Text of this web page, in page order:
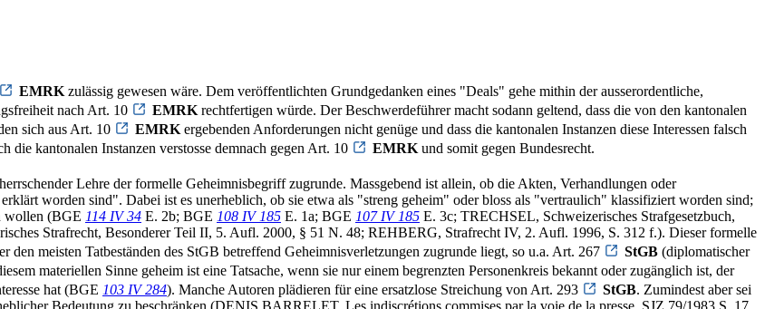
EMRK zulässig gewesen wäre. Dem veröffentlichten Grundgedanken eines "Deals" gehe mithin der ausserordentliche,
nach Art. 10
EMRK rechtfertigen würde. Der Beschwerdeführer macht sodann geltend, dass die von den kantonalen
sich aus Art. 10
EMRK ergebenden Anforderungen nicht genüge und dass die kantonalen Instanzen diese Interessen falsch
die kantonalen Instanzen verstosse demnach gegen Art. 10 EMRK und somit gegen Bundesrecht.
Lehre der formelle Geheimnisbegriff zugrunde. Massgebend ist allein, ob die Akten, Verhandlungen oder
worden sind". Dabei ist es unerheblich, ob sie etwa als "streng geheim" oder bloss als "vertraulich" klassifiziert worden sind;
wollen (BGE 114 IV 34 E. 2b; BGE 108 IV 185 E. 1a; BGE 107 IV 185 E. 3c; TRECHSEL, Schweizerisches Strafgesetzbuch,
Strafrecht, Besonderer Teil II, 5. Aufl. 2000, § 51 N. 48; REHBERG, Strafrecht IV, 2. Aufl. 1996, S. 312 f.). Dieser formelle
meisten Tatbeständen des StGB betreffend Geheimnisverletzungen zugrunde liegt, so u.a. Art. 267
StGB (diplomatischer
materiellen Sinne geheim ist eine Tatsache, wenn sie nur einem begrenzten Personenkreis bekannt oder zugänglich ist, der
hat (BGE 103 IV 284). Manche Autoren plädieren für eine ersatzlose Streichung von Art. 293 StGB. Zumindest aber sei